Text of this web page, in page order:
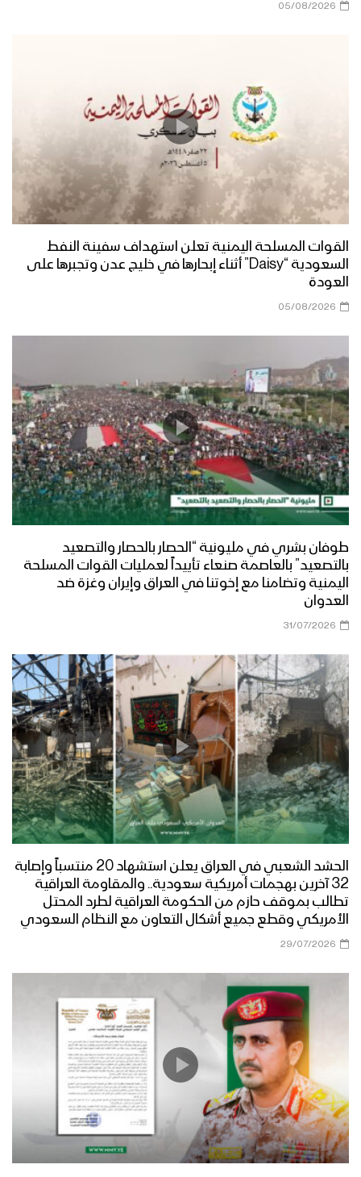
05/08/2026
القوات المسلحة اليمنية تعلن استهداف سفينة النفط
السعودية “Daisy” أثناء إبحارها في خليج عدن وتجبرها على
العودة
05/08/2026
طوفان بشري في مليونية “الحصار بالحصار والتصعيد
بالتصعيد” بالعاصمة صنعاء تأييداً لعمليات القوات المسلحة
اليمنية وتضامنا مع إخوتنا في العراق وإيران وغزة ضد
العدوان
31/07/2026
الحشد الشعبي في العراق يعلن استشهاد 20 منتسباً وإصابة
32 آخرين بهجمات أمريكية سعودية.. والمقاومة العراقية
تطالب بموقف حازم من الحكومة العراقية لطرد المحتل
الأمريكي وقطع جميع أشكال التعاون مع النظام السعودي
29/07/2026